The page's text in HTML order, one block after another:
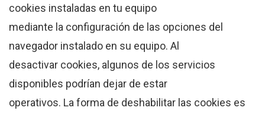
cookies instaladas en tu equipo
mediante la configuración de las opciones del
navegador instalado en su equipo. Al
desactivar cookies, algunos de los servicios
disponibles podrían dejar de estar
operativos. La forma de deshabilitar las cookies es